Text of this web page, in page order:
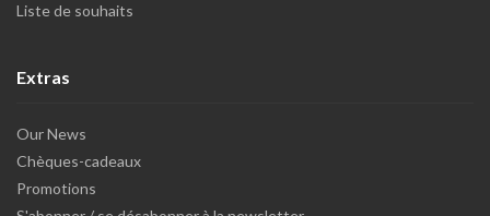
Liste de souhaits
Extras
Our News
Chèques-cadeaux
Promotions